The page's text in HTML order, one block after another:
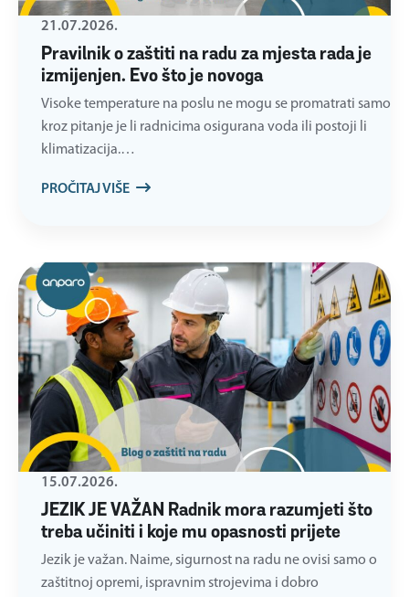
Pravilnik o zaštiti na radu za mjesta rada je
izmijenjen. Evo što je novoga
21.07.2026.
Visoke temperature na poslu ne mogu se promatrati samo
kroz pitanje je li radnicima osigurana voda ili postoji li
klimatizacija.…
PROČITAJ VIŠE
JEZIK JE VAŽAN Radnik mora razumjeti što
treba učiniti i koje mu opasnosti prijete
15.07.2026.
Jezik je važan. Naime, sigurnost na radu ne ovisi samo o
zaštitnoj opremi, ispravnim strojevima i dobro